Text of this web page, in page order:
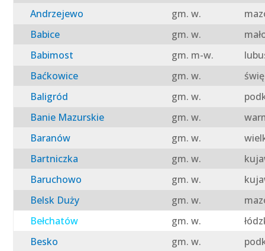
Andrzejewo
gm. w.
Babice
gm. w.
Babimost
gm. m-w.
Baćkowice
gm. w.
Baligród
gm. w.
Banie Mazurskie
gm. w.
Baranów
gm. w.
Bartniczka
gm. w.
Baruchowo
gm. w.
Belsk Duży
gm. w.
Bełchatów
gm. w.
Besko
gm. w.